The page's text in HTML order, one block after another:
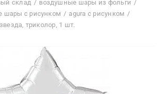
склад
воздушные шары из фольги
шары с рисунком
agura с рисунком
триколор, 1 шт.